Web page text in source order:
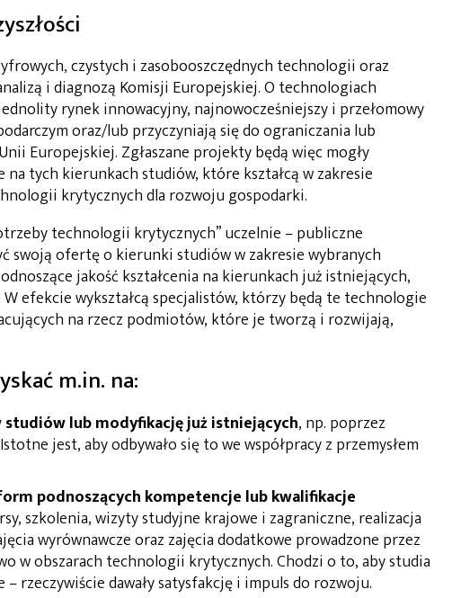
czystych i zasobooszczędnych technologii oraz
i diagnozą Komisji Europejskiej. O technologiach
rynek innowacyjny, najnowocześniejszy i przełomowy
oraz/lub przyczyniają się do ograniczania lub
Europejskiej. Zgłaszane projekty będą więc mogły
na tych kierunkach studiów, które kształcą w zakresie
krytycznych dla rozwoju gospodarki.
technologii krytycznych” uczelnie – publiczne
swoją ofertę o kierunki studiów w zakresie wybranych
jakość kształcenia na kierunkach już istniejących,
efekcie wykształcą specjalistów, którzy będą te technologie
na rzecz podmiotów, które je tworzą i rozwijają,
m.in. na:
lub modyfikację już istniejących, np. poprzez
jest, aby odbywało się to we współpracy z przemysłem
podnoszących kompetencje lub kwalifikacje
szkolenia, wizyty studyjne krajowe i zagraniczne, realizacja
wyrównawcze oraz zajęcia dodatkowe prowadzone przez
w obszarach technologii krytycznych. Chodzi o to, aby studia
– rzeczywiście dawały satysfakcję i impuls do rozwoju.